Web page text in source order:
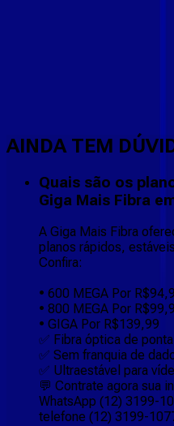
AINDA TEM
Quais são os
Giga Mais Fibra
A Giga Mais Fibra
planos rápidos,
Confira:
• 600 MEGA Por
• 800 MEGA Por
• GIGA Por R$139,99
✅ Fibra óptica de
✅ Sem franquia de
✅ Ultraestável para
💬 Contrate agora sua
WhatsApp (12) 3199-
telefone (12) 3199-